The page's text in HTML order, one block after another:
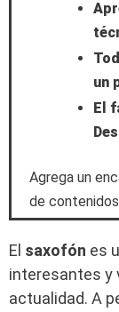
un
El
Agrega un
de contenidos
El saxofón es
interesantes y
actualidad. A